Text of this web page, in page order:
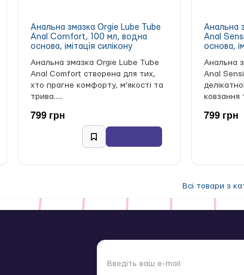
Анальна змазка Orgie Lube Tube
Anal Comfort, 100 мл, водна
основа, імітація силікону
Анальна змазка Orgie Lube Tube
Anal Comfort створена для тих,
хто прагне комфорту, м’якості та
трива.....
799 грн
Анальна
Anal
основа,
Анальна
Anal
ковзання
799 грн
Всі товари з